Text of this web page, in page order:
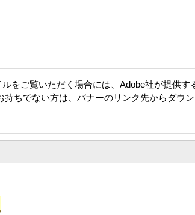
をご覧いただく場合には、Adobe社が提供す
持ちでない方は、バナーのリンク先からダウン